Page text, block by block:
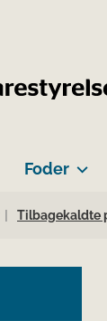
Foder
Tilbagekaldte